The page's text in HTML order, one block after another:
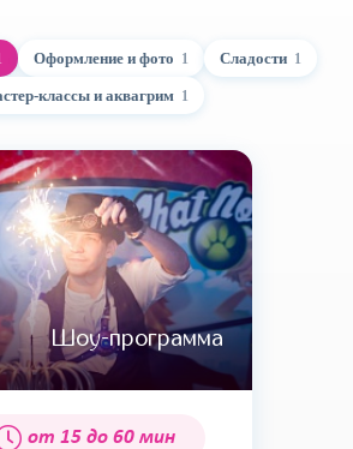
Оформление и фото 1 Сладости 1
классы и аквагрим 1
Шоу-программа
от 15 до 60 мин